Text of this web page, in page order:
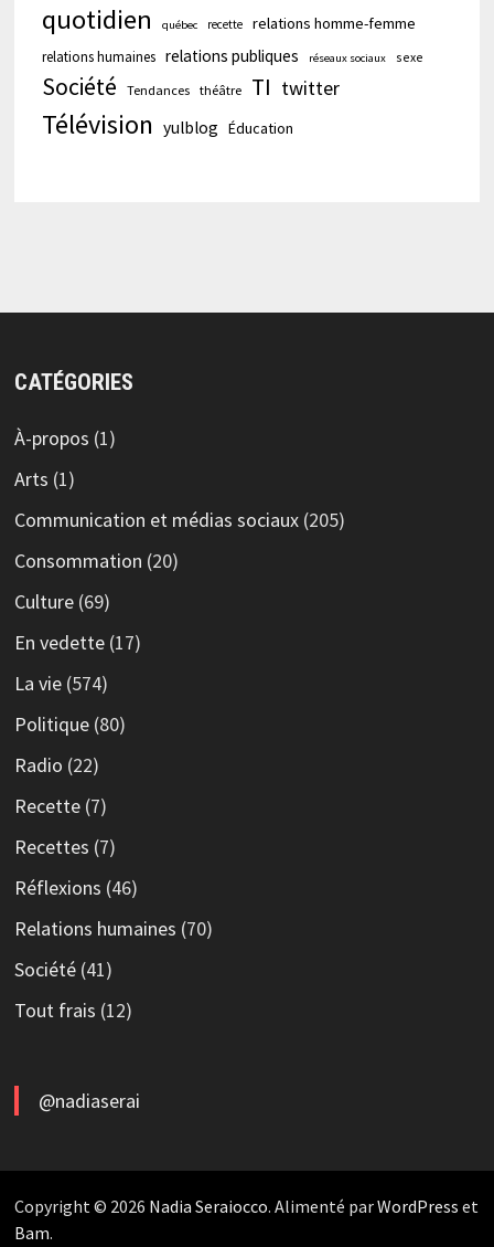
quotidien québec recette relations homme-femme
relations humaines relations publiques réseaux sociaux sexe
Société Tendances théâtre TI twitter
Télévision yulblog Éducation
CATÉGORIES
À-propos (1)
Arts (1)
Communication et médias sociaux(205)
Consommation (20)
Culture(69)
En vedette(17)
La vie(574)
Politique(80)
Radio (22)
Recette(7)
Recettes (7)
Réflexions (46)
Relations humaines (70)
Société(41)
Tout frais (12)
@nadiaserai
Copyright © 2026 Nadia Seraiocco. Alimenté parWordPress et
Bam.